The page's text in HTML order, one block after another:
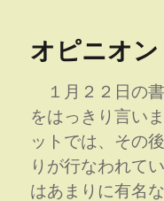
ー
オピニオ
１月２２日の
をはっきり言い
ットでは、その
りが行なわれて
はあまりに有名